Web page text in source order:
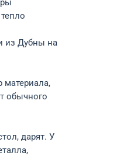
из Дубны на
материала,
обычного
дарят. У